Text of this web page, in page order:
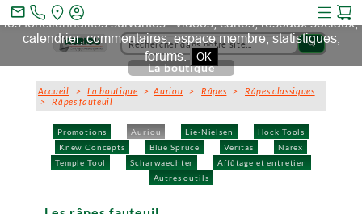
search
Promotions Auriou Lie-Nielsen
Hock Tools
Knew Concepts
Blue Spruce Veritas
Narex
Temple Tool
Scharwaechter
Affûtage et entretien
Autres outils
La boutique
Accueil >La boutique >Auriou >Râpes >Râpes classiques
> Râpes fauteuil
mail_outline
Ce site et des sites tiers qu'il utilise collectent des cookies pour
les fonctionnalités suivantes : vidéos, cartes, réseaux sociaux,
calendrier, commentaires, espace membre, statistiques,
forums. OK